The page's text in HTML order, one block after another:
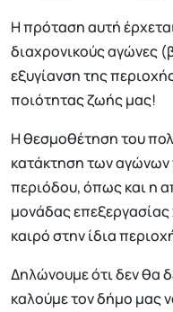
Η πρόταση αυτή
διαχρονικούς αγώνες
εξυγίανση της
ποιότητας ζωής μας!
Η θεσμοθέτηση του
κατάκτηση των αγώνων
περιόδου, όπως και η
μονάδας επεξεργασίας
καιρό στην ίδια
Δηλώνουμε ότι δεν θα
καλούμε τον δήμο μας